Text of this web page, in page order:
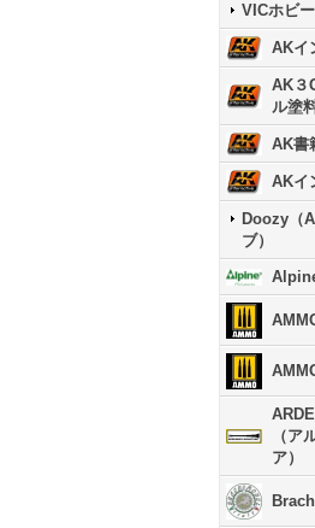
VICホビ
AKイ
AK３
ル塗料
AK書
AKイ
Doozy（
ブ）
（ア
ア）